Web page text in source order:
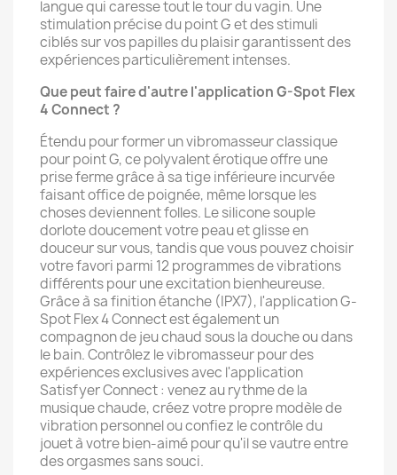
langue qui caresse tout le tour du vagin. Une
stimulation précise du point G et des stimuli
ciblés sur vos papilles du plaisir garantissent des
expériences particulièrement intenses.
Que peut faire d'autre l'application G-Spot Flex
4 Connect ?
Étendu pour former un vibromasseur classique
pour point G, ce polyvalent érotique offre une
prise ferme grâce à sa tige inférieure incurvée
faisant office de poignée, même lorsque les
choses deviennent folles. Le silicone souple
dorlote doucement votre peau et glisse en
douceur sur vous, tandis que vous pouvez choisir
votre favori parmi 12 programmes de vibrations
différents pour une excitation bienheureuse.
Grâce à sa finition étanche (IPX7), l'application G-
Spot Flex 4 Connect est également un
compagnon de jeu chaud sous la douche ou dans
le bain. Contrôlez le vibromasseur pour des
expériences exclusives avec l'application
Satisfyer Connect : venez au rythme de la
musique chaude, créez votre propre modèle de
vibration personnel ou confiez le contrôle du
jouet à votre bien-aimé pour qu'il se vautre entre
des orgasmes sans souci.